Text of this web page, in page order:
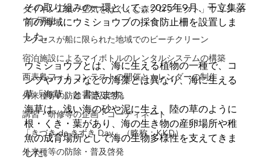
ダイキン工業「空気をはぐくむ森プロジェクト」ウミショ
ウブ再生
アクセスが船に限られた地域でのビーチクリーン
宿泊施設によるマイボトルのレンタルシステムの構築
西表島フォトコンテストの開催とカレンダーの制作
外来種等の防除・普及啓発
講習・研修等の企画・コーディネート
「きづき de きずき Day」（略称：KKD）
外来種等の防除・普及啓発
その取り組みの一環として、2025年9月、干立集落
前の海域にウミショウブの採食防止柵を設置しま
した。
ウミショウブとは、海に生える植物の一種で、コ
ンブやワカメなどの海藻とは異なり、海に生える
草「海草」と書きます。
海草は、浅い海の砂や泥に生え、陸の草のように
根・くき・葉があり、海の生き物の産卵場所や稚
魚の成育場所として海の生物多様性を支えてきま
した。